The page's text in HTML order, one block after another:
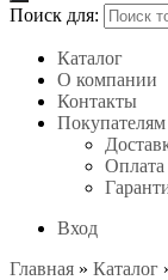
Поиск для:
Каталог
О компании
Контакты
Покупателям
Оплата
Вход
Главная » Каталог